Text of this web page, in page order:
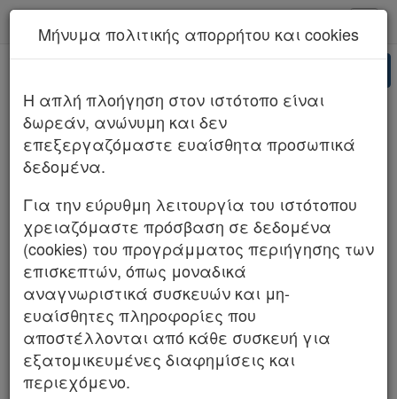
Νέα υπηρεσία Kodiko Assistant.Περισσότερα
ΣΤΕ 1498/2024 (ΤΜΗΜΑ Α)
Λ.Κ.(m)
Μήνυμα πολιτικής απορρήτου και cookies
H απλή πλοήγηση στον ιστότοπο είναι
δωρεάν, ανώνυμη και δεν
επεξεργαζόμαστε ευαίσθητα προσωπικά
δεδομένα.
Για την εύρυθμη λειτουργία του ιστότοπου
χρειαζόμαστε πρόσβαση σε δεδομένα
(cookies) του προγράμματος περιήγησης των
επισκεπτών, όπως μοναδικά
αναγνωριστικά συσκευών και μη-
ευαίσθητες πληροφορίες που
αποστέλλονται από κάθε συσκευή για
εξατομικευμένες διαφημίσεις και
περιεχόμενο.